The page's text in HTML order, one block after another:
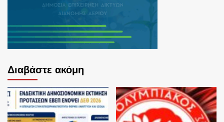
Διαβάστε ακόμη